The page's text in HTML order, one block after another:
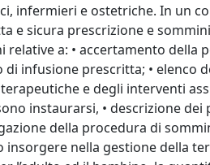
infermieri e ostetriche. In un
e sicura prescrizione e
a: • accertamento della
infusione prescritta; • elenco
e degli interventi
instaurarsi, • descrizione dei
della procedura di
nella gestione della